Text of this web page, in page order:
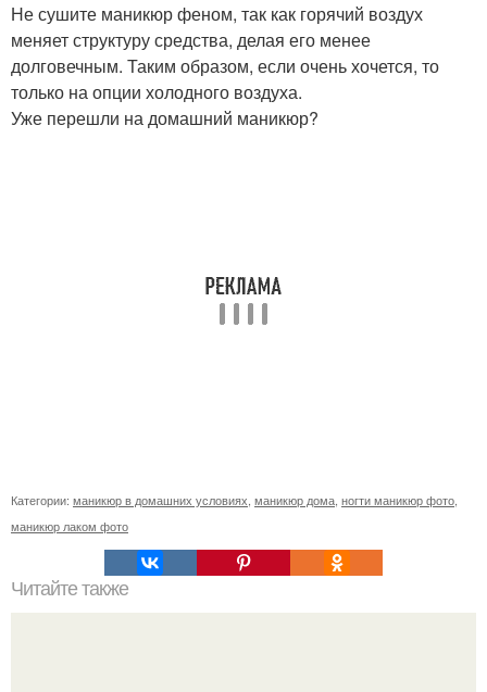
Не сушите маникюр феном, так как горячий воздух
меняет структуру средства, делая его менее
долговечным. Таким образом, если очень хочется, то
только на опции холодного воздуха.
Уже перешли на домашний маникюр?
Категории: маникюр в домашних условиях маникюр дома ногти маникюр фото
маникюр лаком фото
Читайте также